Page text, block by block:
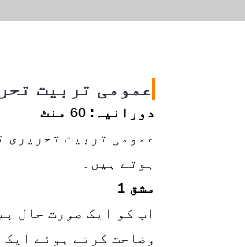
عمومی تربیت
دورانیہ: 60 منٹ
عمومی تربیت تحریری
ہوتے ہیں۔
مشق 1
آپ کو ایک صورت حال
وضاحت کرتے ہوئے